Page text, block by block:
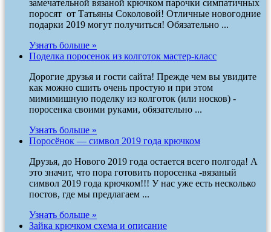
замечательной вязаной крючком парочки симпатичных
поросят от Татьяны Соколовой! Отличные новогодние
подарки 2019 могут получиться! Обязательно ...
Узнать больше »
Поделка поросенок из колготок мастер-класс
Дорогие друзья и гости сайта! Прежде чем вы увидите
как можно сшить очень простую и при этом
мимимишную поделку из колготок (или носков) -
поросенка своими руками, обязательно ...
Узнать больше »
Поросёнок — символ 2019 года крючком
Друзья, до Нового 2019 года остается всего полгода! А
это значит, что пора готовить поросенка -вязаный
символ 2019 года крючком!!! У нас уже есть несколько
постов, где мы предлагаем ...
Узнать больше »
Зайка крючком схема и описание